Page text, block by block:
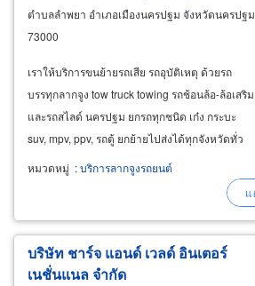
ตำบลลำพยา อำเภอเมืองนครปฐม จังหวัดนครปฐม
73000
เราให้บริการขนย้ายรถเสีย รถอุบัติเหตุ ด้วยรถ
บรรทุกลากจูง tow truck towing รถช้อนล้อ-ล้อเสริม
และรถสไลด์ นครปฐม ยกรถทุกชนิด เก๋ง กระบะ
suv, mpv, ppv, รถตู้ ยกย้ายไปส่งได้ทุกจังหวัดทั่ว
ไทย บริการยกรถเสียกลางทาง รถเสียเครื่องยนต์ไม่
ทำงานจากบ้านไปส่งอู่ซ่อม-ศูนย์บริการ บริการรถ
หมวดหมู่ :บริการลากจูงรถยนต์
บริษัท ชาร์จ แอนด์ เวลด์ อินเตอร์
เนชั่นแนล จำกัด